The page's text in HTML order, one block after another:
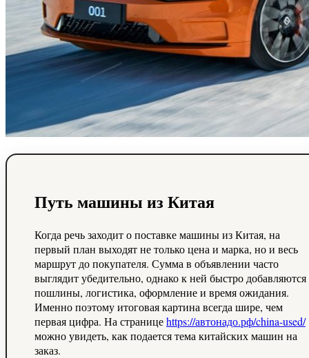
Путь машины из Китая
Когда речь заходит о поставке машины из Китая, на
первый план выходят не только цена и марка, но и весь
маршрут до покупателя. Сумма в объявлении часто
выглядит убедительно, однако к ней быстро добавляются
пошлины, логистика, оформление и время ожидания.
Именно поэтому итоговая картина всегда шире, чем
первая цифра. На страницеhttps://автонадо.рф/china-used/
можно увидеть, как подается тема китайских машин на
заказ.